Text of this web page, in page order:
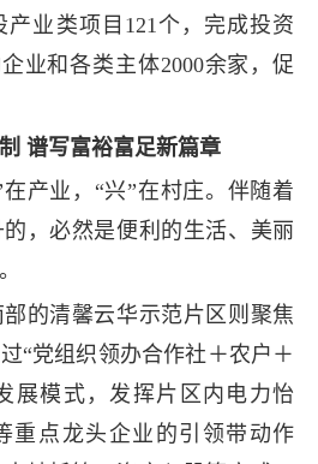
业类项目121个，完成投资
业和各类主体2000余家，促
谱写富裕富足新篇章
业，“兴”在村庄。伴随着
，必然是便利的生活、美丽
清馨云华示范片区则聚焦
“党组织领办合作社＋农户＋
展模式，发挥片区内电力怡
重点龙头企业的引领带动作